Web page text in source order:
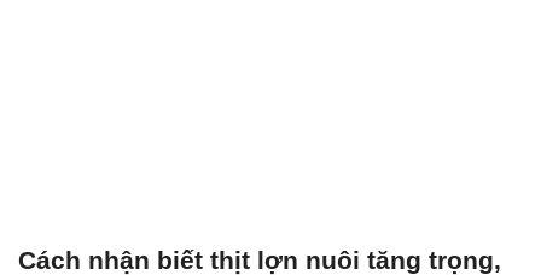
Cách nhận biết thịt lợn nuôi tăng trọng,